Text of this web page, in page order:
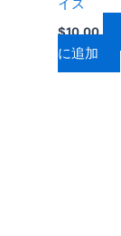
イズ
$10.00
に追加